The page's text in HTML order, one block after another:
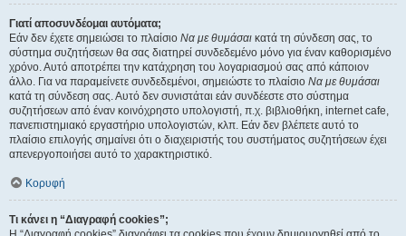
Γιατί αποσυνδέομαι αυτόματα;
Εάν δεν έχετε σημειώσει το πλαίσιο Να με θυμάσαι κατά τη σύνδεση σας, το
σύστημα συζητήσεων θα σας διατηρεί συνδεδεμένο μόνο για έναν καθορισμένο
χρόνο. Αυτό αποτρέπει την κατάχρηση του λογαριασμού σας από κάποιον
άλλο. Για να παραμείνετε συνδεδεμένοι, σημειώστε το πλαίσιο Να με θυμάσαι
κατά τη σύνδεση σας. Αυτό δεν συνιστάται εάν συνδέεστε στο σύστημα
συζητήσεων από έναν κοινόχρηστο υπολογιστή, π.χ. βιβλιοθήκη, internet cafe,
πανεπιστημιακό εργαστήριο υπολογιστών, κλπ. Εάν δεν βλέπετε αυτό το
πλαίσιο επιλογής σημαίνει ότι ο διαχειριστής του συστήματος συζητήσεων έχει
απενεργοποιήσει αυτό το χαρακτηριστικό.
Κορυφή
Τι κάνει η “Διαγραφή cookies”;